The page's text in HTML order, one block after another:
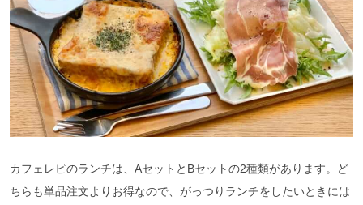
カフェレピのランチは、AセットとBセットの2種類があります。ど
ちらも単品注文よりお得なので、がっつりランチをしたいときには